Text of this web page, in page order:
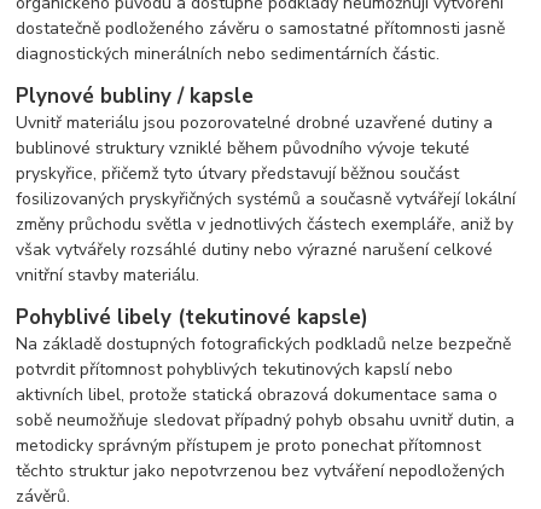
dostatečně podloženého závěru o samostatné přítomnosti jasně
diagnostických minerálních nebo sedimentárních částic.
Plynové bubliny / kapsle
Uvnitř materiálu jsou pozorovatelné drobné uzavřené dutiny a
bublinové struktury vzniklé během původního vývoje tekuté
pryskyřice, přičemž tyto útvary představují běžnou součást
fosilizovaných pryskyřičných systémů a současně vytvářejí lokální
změny průchodu světla v jednotlivých částech exempláře, aniž by
však vytvářely rozsáhlé dutiny nebo výrazné narušení celkové
vnitřní stavby materiálu.
Pohyblivé libely (tekutinové kapsle)
Na základě dostupných fotografických podkladů nelze bezpečně
potvrdit přítomnost pohyblivých tekutinových kapslí nebo
aktivních libel, protože statická obrazová dokumentace sama o
sobě neumožňuje sledovat případný pohyb obsahu uvnitř dutin, a
metodicky správným přístupem je proto ponechat přítomnost
těchto struktur jako nepotvrzenou bez vytváření nepodložených
závěrů.